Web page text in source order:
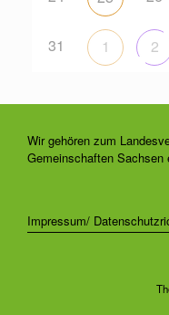
31 1 2
Wir gehören zum
Gemeinschaften Sachsen
Impressum/